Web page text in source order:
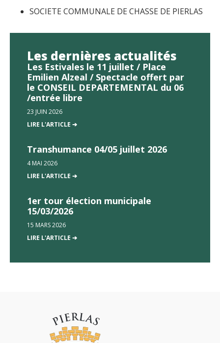
SOCIETE COMMUNALE DE CHASSE DE PIERLAS
Les dernières actualités
Les Estivales le 11 juillet / Place
Emilien Alzeal / Spectacle offert par
le CONSEIL DEPARTEMENTAL du 06
/entrée libre
23 JUIN 2026
LIRE L'ARTICLE ➔
Transhumance 04/05 juillet 2026
4 MAI 2026
LIRE L'ARTICLE ➔
1er tour élection municipale
15/03/2026
15 MARS 2026
LIRE L'ARTICLE ➔